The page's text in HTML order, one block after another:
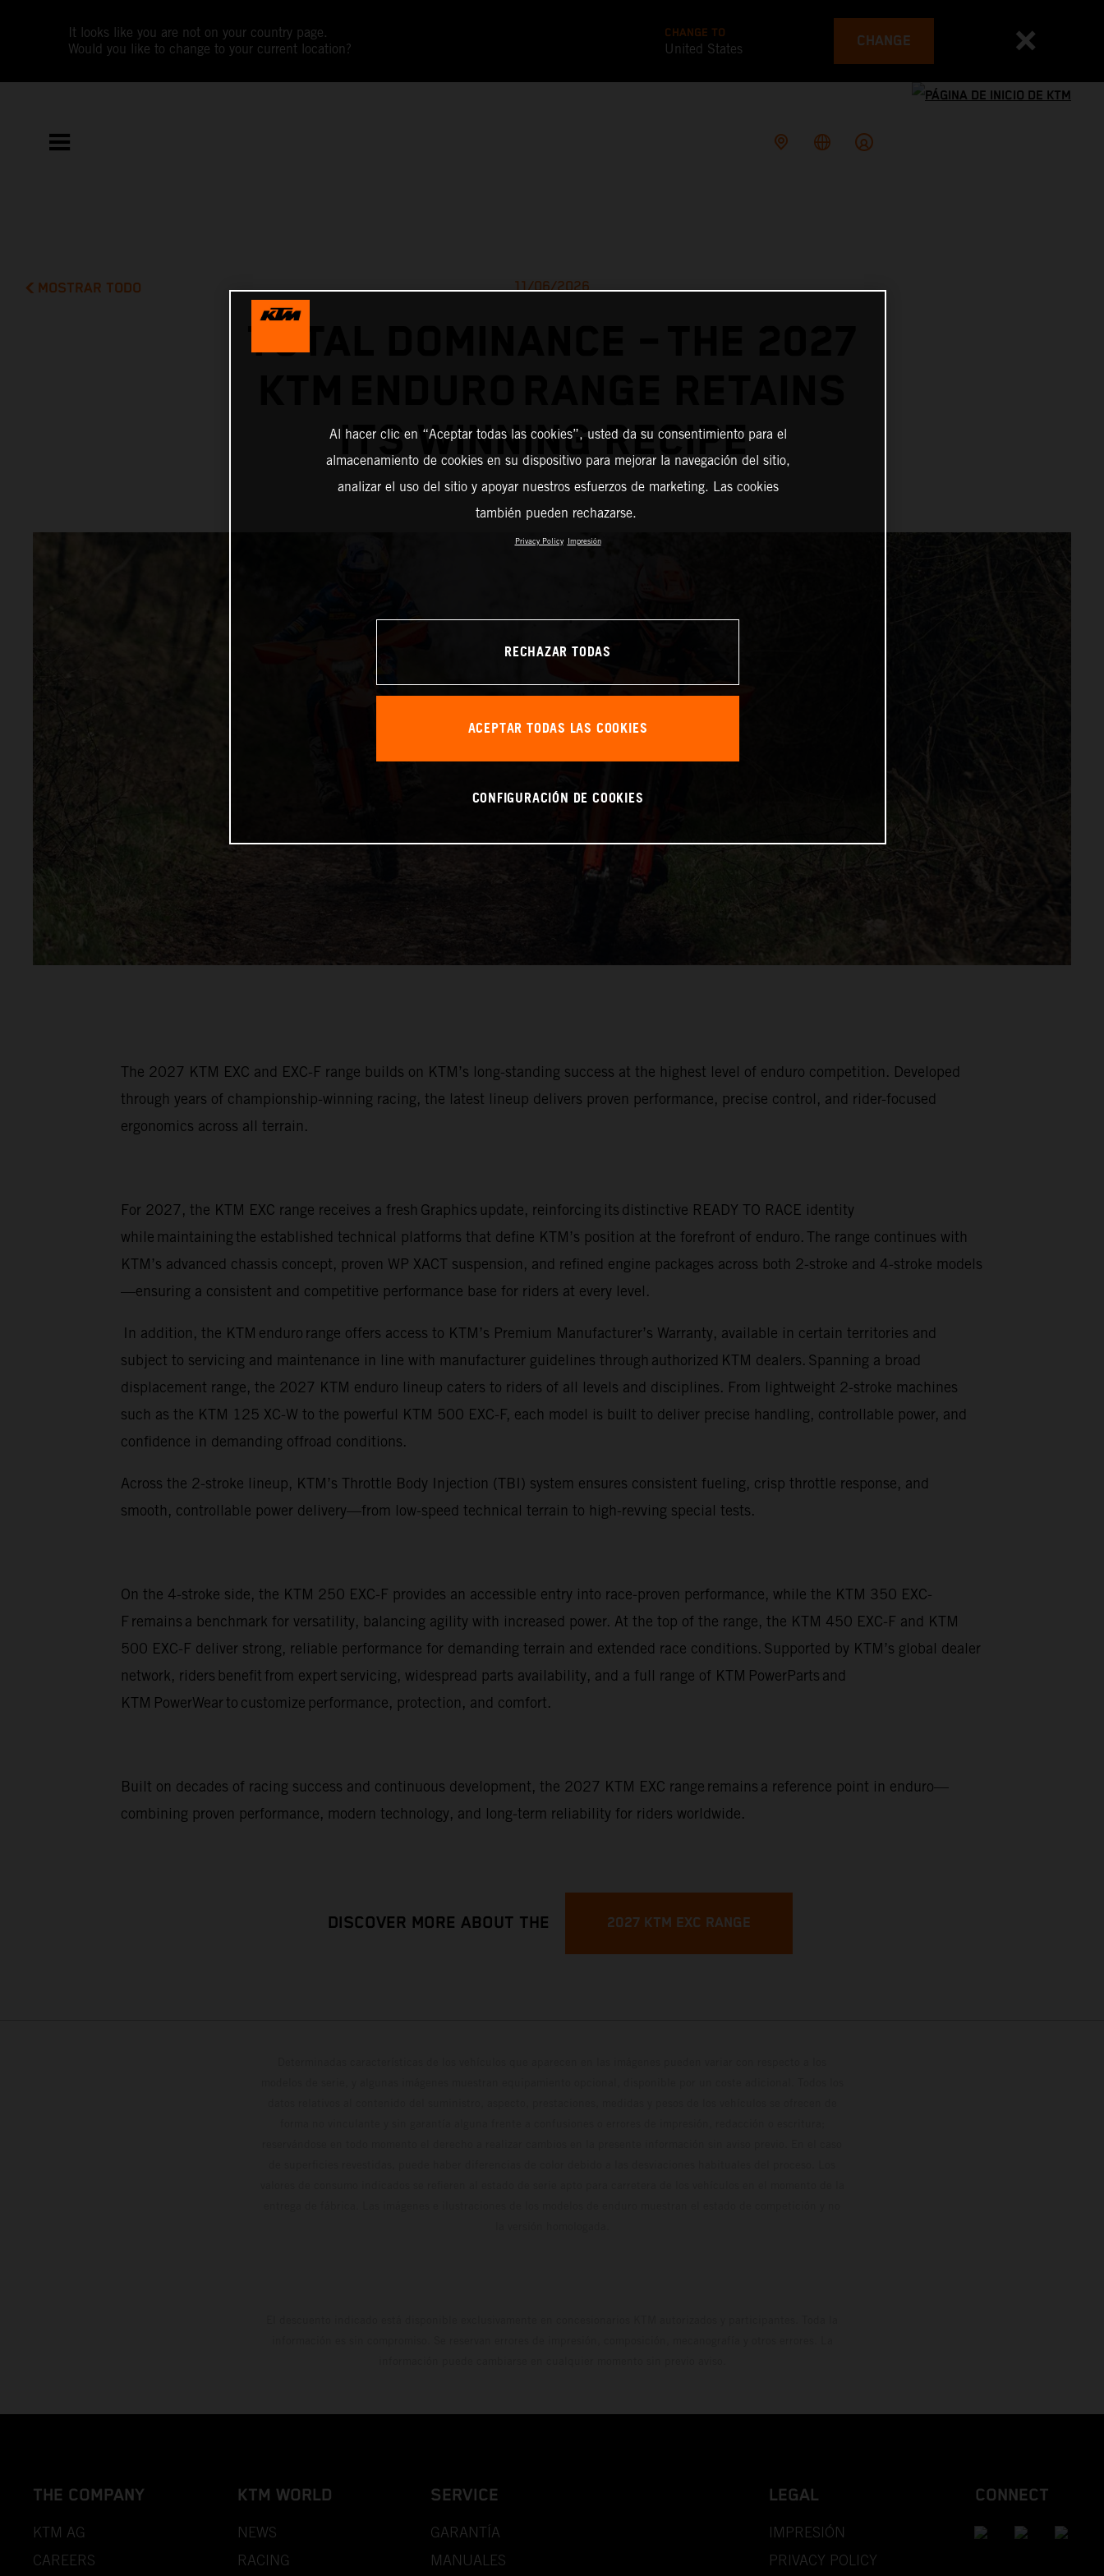
It looks like you are not on your country page.
Would you like to change to your current location?
CHANGE TO
United States CHANGE
MOSTRAR TODO 11/06/2026
TOTAL DOMINANCE – THE 2027
ITS WINNING RECIPE
The 2027 KTM EXC and EXC-F range builds on KTM’s long-standing success at the highest level of enduro competition. Developed
through years of championship-winning racing, the latest lineup delivers proven performance, precise control, and rider-focused
ergonomics across all terrain.
For 2027, the KTM EXC range receives a fresh Graphics update, reinforcing its distinctive READY TO RACE identity
while maintaining the established technical platforms that define KTM’s position at the forefront of enduro. The range continues with
KTM’s advanced chassis concept, proven WP XACT suspension, and refined engine packages across both 2-stroke and 4-stroke models
—ensuring a consistent and competitive performance base for riders at every level.
In addition, the KTM enduro range offers access to KTM’s Premium Manufacturer’s Warranty, available in certain territories and
subject to servicing and maintenance in line with manufacturer guidelines through authorized KTM dealers. Spanning a broad
displacement range, the 2027 KTM enduro lineup caters to riders of all levels and disciplines. From lightweight 2-stroke machines
such as the KTM 125 XC-W to the powerful KTM 500 EXC-F, each model is built to deliver precise handling, controllable power, and
confidence in demanding offroad conditions.
Across the 2-stroke lineup, KTM’s Throttle Body Injection (TBI) system ensures consistent fueling, crisp throttle response, and
smooth, controllable power delivery—from low-speed technical terrain to high-revving special tests.
On the 4-stroke side, the KTM 250 EXC-F provides an accessible entry into race-proven performance, while the KTM 350 EXC-
F remains a benchmark for versatility, balancing agility with increased power. At the top of the range, the KTM 450 EXC-F and KTM
500 EXC-F deliver strong, reliable performance for demanding terrain and extended race conditions. Supported by KTM’s global dealer
network, riders benefit from expert servicing, widespread parts availability, and a full range of KTM PowerParts and
KTM PowerWear to customize performance, protection, and comfort.
Built on decades of racing success and continuous development, the 2027 KTM EXC range remains a reference point in enduro—
combining proven performance, modern technology, and long-term reliability for riders worldwide.
DISCOVER MORE ABOUT THE 2027 KTM EXC RANGE
THE COMPANY
KTM AG
CAREERS
KTM WORLD
NEWS
RACING
SERVICE
GARANTÍA
MANUALES
LEGAL
IMPRESIÓN
PRIVACY POLICY
CONNECT
Al hacer clic en “Aceptar todas las cookies”, usted da su consentimiento para el
almacenamiento de cookies en su dispositivo para mejorar la navegación del sitio,
analizar el uso del sitio y apoyar nuestros esfuerzos de marketing. Las cookies
también pueden rechazarse.
Privacy Policy Impresión
RECHAZAR TODAS
ACEPTAR TODAS LAS COOKIES
CONFIGURACIÓN DE COOKIES